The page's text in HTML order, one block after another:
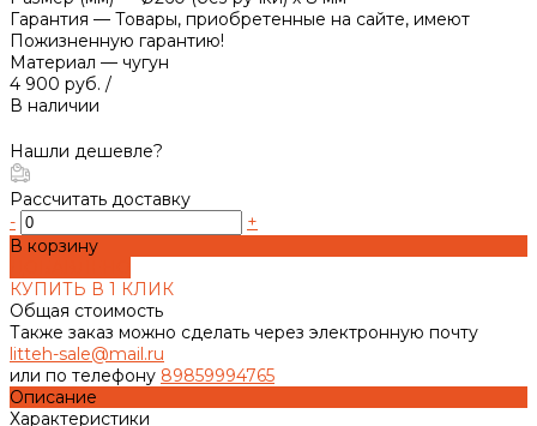
Гарантия — Товары, приобретенные на сайте, имеют
Пожизненную гарантию!
Материал — чугун
4 900 руб. /
В наличии
Нашли дешевле?
Рассчитать доставку
-
+
В корзину
КУПИТЬ В 1 КЛИК
Общая стоимость
Также заказ можно сделать через электронную почту
litteh-sale@mail.ru
или по телефону 89859994765
Описание
Характеристики